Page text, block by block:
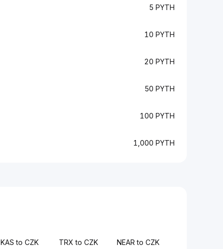
5 PYTH
10 PYTH
20 PYTH
50 PYTH
100 PYTH
1,000 PYTH
KAS to CZK TRX to CZK NEAR to CZK